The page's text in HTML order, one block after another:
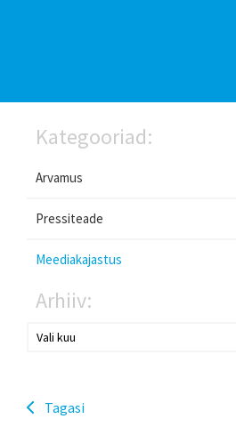
Kategooriad:
Arvamus
Pressiteade
Meediakajastus
Arhiiv:
Tagasi